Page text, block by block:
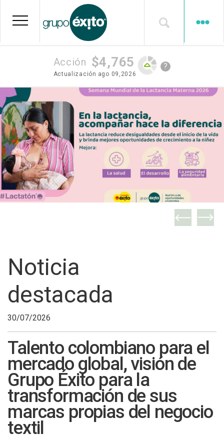
Grupo Éxito
contenido
Acción $4,765
Actualización ago 09,2026
?
Noticia
destacada
30/07/2026
Talento colombiano para el
mercado global, visión de
Grupo Éxito para la
transformación de sus
marcas propias del negocio
textil